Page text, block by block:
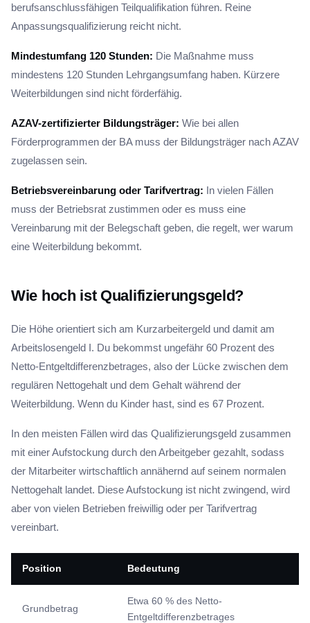
berufsanschlussfähigen Teilqualifikation führen. Reine
Anpassungsqualifizierung reicht nicht.
Mindestumfang 120 Stunden: Die Maßnahme muss
mindestens 120 Stunden Lehrgangsumfang haben. Kürzere
Weiterbildungen sind nicht förderfähig.
AZAV-zertifizierter Bildungsträger: Wie bei allen
Förderprogrammen der BA muss der Bildungsträger nach AZAV
zugelassen sein.
Betriebsvereinbarung oder Tarifvertrag: In vielen Fällen
muss der Betriebsrat zustimmen oder es muss eine
Vereinbarung mit der Belegschaft geben, die regelt, wer warum
eine Weiterbildung bekommt.
Wie hoch ist Qualifizierungsgeld?
Die Höhe orientiert sich am Kurzarbeitergeld und damit am
Arbeitslosengeld I. Du bekommst ungefähr 60 Prozent des
Netto-Entgeltdifferenzbetrages, also der Lücke zwischen dem
regulären Nettogehalt und dem Gehalt während der
Weiterbildung. Wenn du Kinder hast, sind es 67 Prozent.
In den meisten Fällen wird das Qualifizierungsgeld zusammen
mit einer Aufstockung durch den Arbeitgeber gezahlt, sodass
der Mitarbeiter wirtschaftlich annähernd auf seinem normalen
Nettogehalt landet. Diese Aufstockung ist nicht zwingend, wird
aber von vielen Betrieben freiwillig oder per Tarifvertrag
vereinbart.
Position Bedeutung
Grundbetrag
Etwa 60 % des Netto-
Entgeltdifferenzbetrages